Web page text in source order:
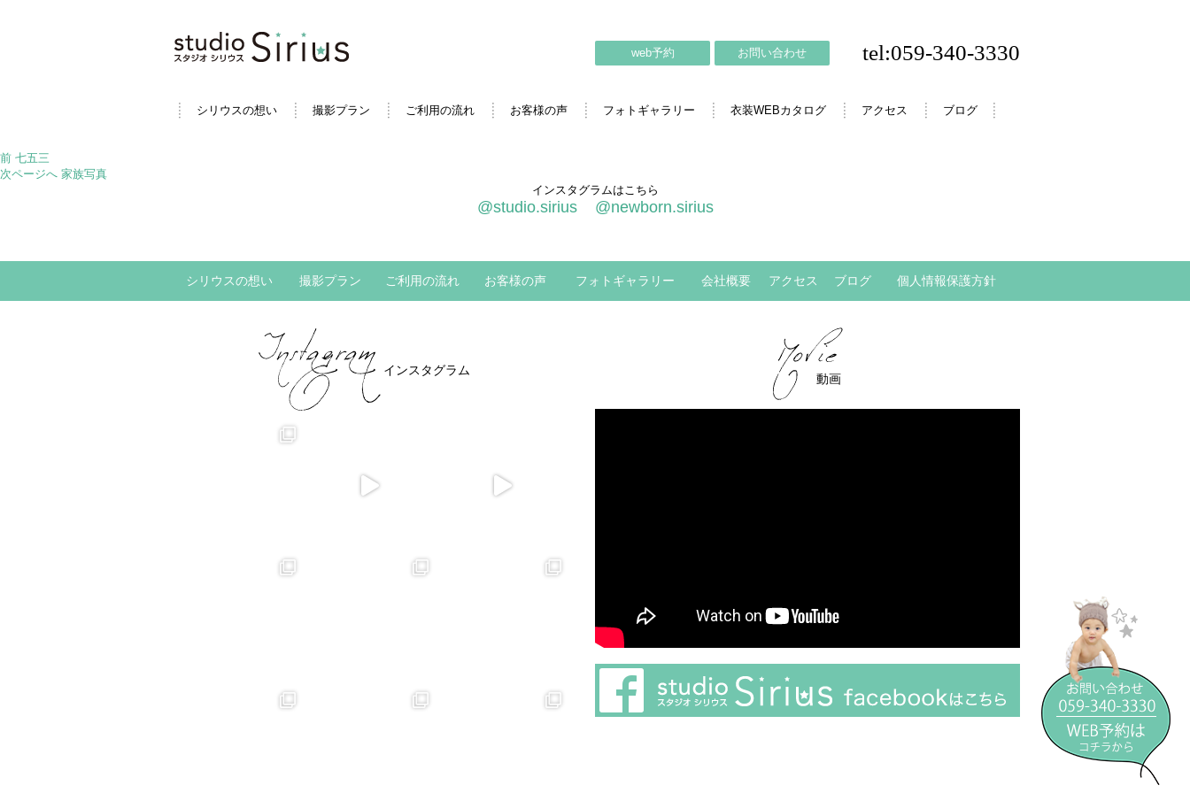
シリウスの想い 撮影プラン ご利用の流れ お客様の声 フォトギャラリー 衣装WEBカタログ アクセス ブログ
web予約 お問い合わせ tel:059-340-3330
投
稿
前 前
の
七五三
次ページへ 次
家族写真
インスタグラムはこちら
@studio.sirius @newborn.sirius
シリウスの想い 撮影プラン ご利用の流れ お客様の声 フォトギャラリー 会社概要 アクセス ブログ 個人情報保護方針
インスタグラム
動画